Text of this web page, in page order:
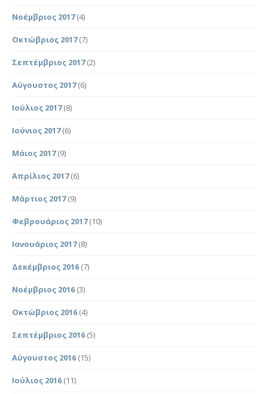
Νοέμβριος 2017(4)
Οκτώβριος 2017(7)
Σεπτέμβριος 2017(2)
Αύγουστος 2017(6)
Ιούλιος 2017(8)
Ιούνιος 2017(6)
Μάιος 2017(9)
Απρίλιος 2017(6)
Μάρτιος 2017(9)
Φεβρουάριος 2017(10)
Ιανουάριος 2017(8)
Δεκέμβριος 2016 (7)
Νοέμβριος 2016 (3)
Οκτώβριος 2016 (4)
Σεπτέμβριος 2016 (5)
Αύγουστος 2016 (15)
Ιούλιος 2016 (11)